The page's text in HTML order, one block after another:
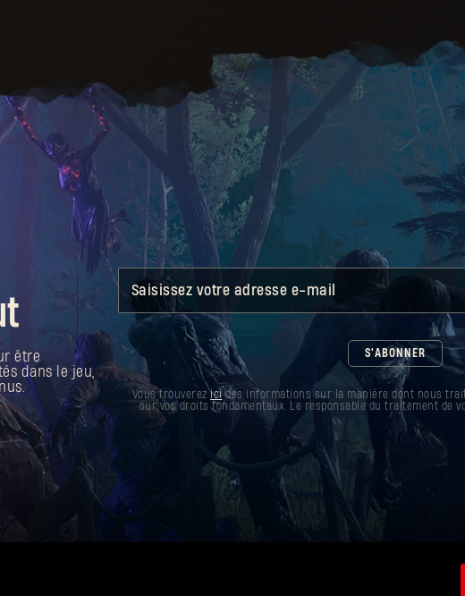
être
dans le jeu,
Saisissez votre adresse e-mail
S'ABONNER
Vous trouverez icides informations sur la manière dont nous
sur vos droits fondamentaux. Le responsable du traitement de